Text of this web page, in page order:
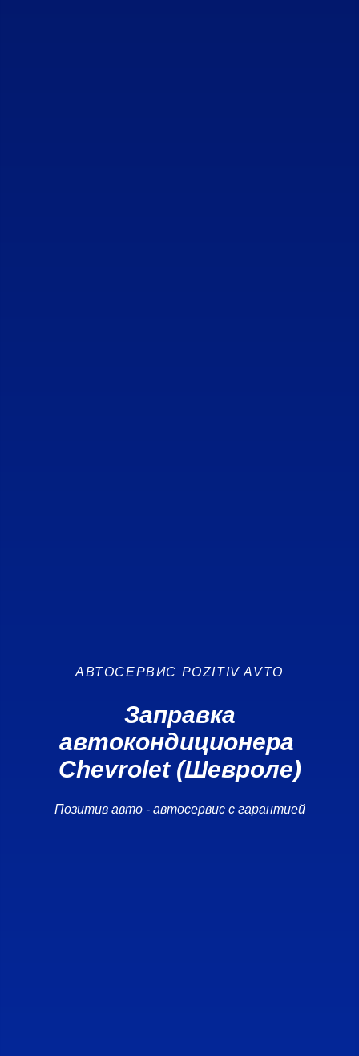
АВТОСЕРВИС POZITIV AVTO
Заправка
автокондиционера
Chevrolet (Шевроле)
Позитив авто - автосервис с гарантией